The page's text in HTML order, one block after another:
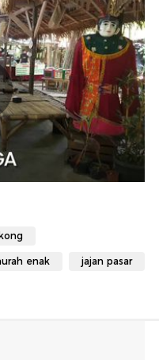
enak jajan pasar